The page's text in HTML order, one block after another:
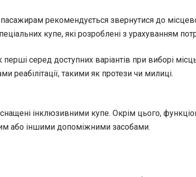
рекомендується звернутися до
купе, які розроблені з урахуванням
перші серед доступних варіантів при виборі
реабілітації, такими як протези чи милиці.
інклюзивними купе. Окрім цього,
або іншими допоміжними засобами.